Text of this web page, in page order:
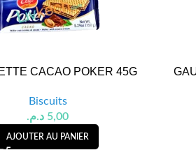
CACAO POKER 45G
Biscuits
5,00 د.م.
AJOUTER AU PANIER